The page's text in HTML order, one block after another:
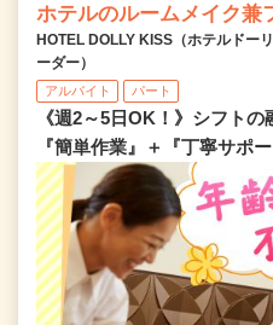
ホテルのルームメイク兼
HOTEL DOLLY KISS（ホテルド
ーダー）
アルバイト パート
《週2～5日OK！》シフト
『簡単作業』＋『丁寧サポ